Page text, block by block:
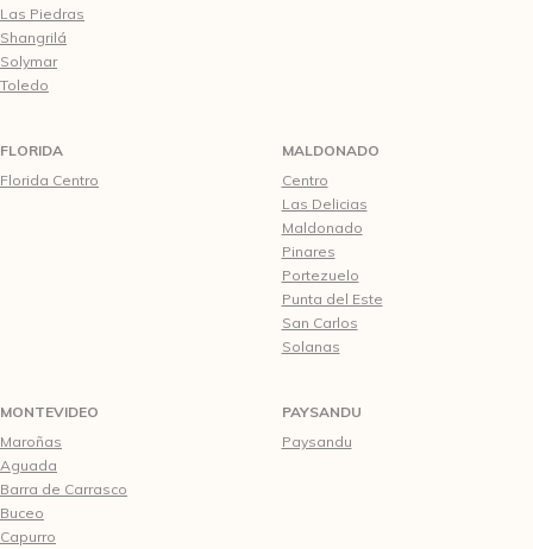
Las Piedras
Shangrilá
Solymar
Toledo
FLORIDA
Florida Centro
MALDONADO
Centro
Las Delicias
Maldonado
Pinares
Portezuelo
Punta del Este
San Carlos
Solanas
MONTEVIDEO
Maroñas
Aguada
Barra de Carrasco
Buceo
Capurro
PAYSANDU
Paysandu